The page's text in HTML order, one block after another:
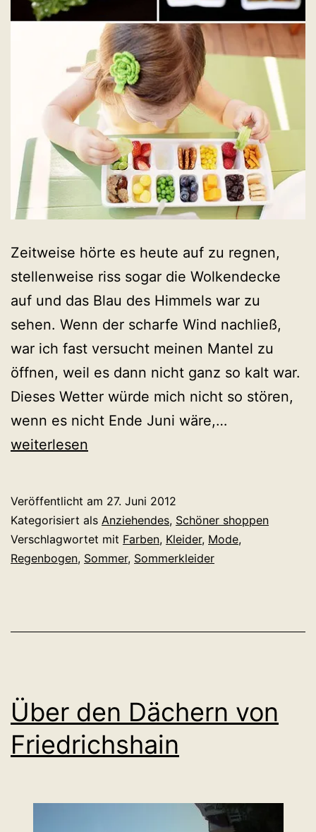
Zeitweise hörte es heute auf zu regnen,
stellenweise riss sogar die Wolkendecke
auf und das Blau des Himmels war zu
sehen. Wenn der scharfe Wind nachließ,
war ich fast versucht meinen Mantel zu
öffnen, weil es dann nicht ganz so kalt war.
Dieses Wetter würde mich nicht so stören,
wenn es nicht Ende Juni wäre,…
her
mit
weiterlesen
Veröffentlicht am 27. Juni 2012
Kategorisiert als Anziehendes, Schöner shoppen
Verschlagwortet mit Farben, Kleider, Mode,
Regenbogen, Sommer, Sommerkleider
Über den Dächern von
Friedrichshain